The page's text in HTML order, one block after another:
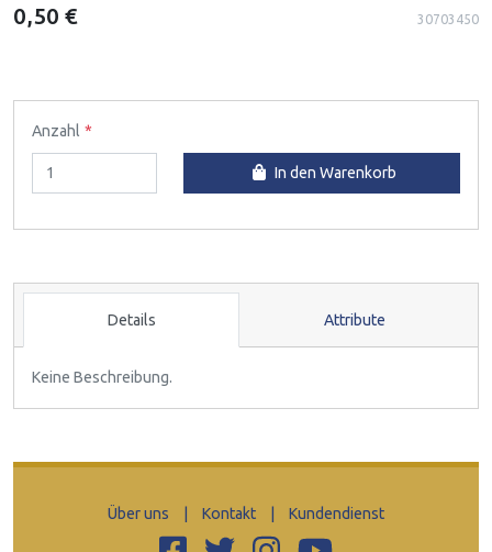
0,50 € 30703450
Anzahl
In den Warenkorb
Details Attribute
Keine Beschreibung.
Über uns Kontakt Kundendienst